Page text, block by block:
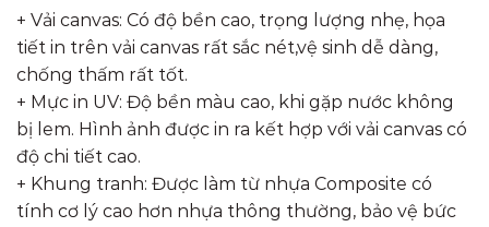
+ Vải canvas: Có độ bền cao, trọng lượng nhẹ, họa
tiết in trên vải canvas rất sắc nét,vệ sinh dễ dàng,
chống thấm rất tốt.
+ Mực in UV: Độ bền màu cao, khi gặp nước không
bị lem. Hình ảnh được in ra kết hợp với vải canvas có
độ chi tiết cao.
+ Khung tranh: Được làm từ nhựa Composite có
tính cơ lý cao hơn nhựa thông thường, bảo vệ bức